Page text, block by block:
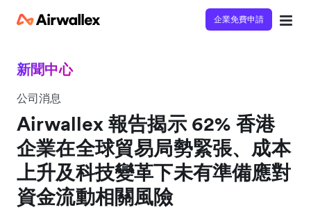
企業免費申請
新聞中心
公司消息
Airwallex 報告揭示 62% 香港
企業在全球貿易局勢緊張、成本
上升及科技變革下未有準備應對
資金流動相關風險